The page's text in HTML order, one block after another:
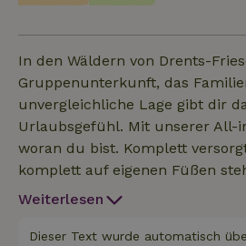
In den Wäldern von Drents-
Gruppenunterkunft, das
unvergleichliche Lage gibt dir
Urlaubsgefühl. Mit unserer All-
woran du bist. Komplett
komplett auf eigenen Füßen
dich um nichts zu kümmern.
ziehst du Halbpension vor und
Weiterlesen
Dieser Text wurde automatisch